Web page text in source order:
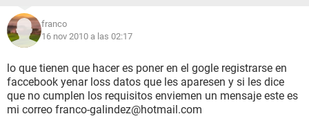
franco
16 nov 2010 a las 02:17
lo que tienen que hacer es poner en el gogle registrarse en
faccebook yenar loss datos que les aparesen y si les dice
que no cumplen los requisitos enviemen un mensaje este es
mi correo franco-galindez@hotmail.com